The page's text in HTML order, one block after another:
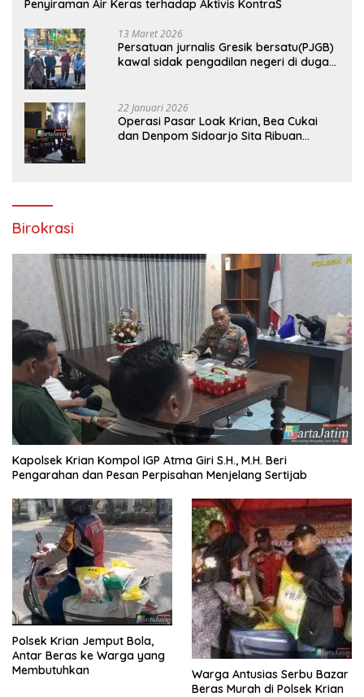
Penyiraman Air Keras terhadap Aktivis KontraS
13 Maret 2026
Persatuan jurnalis Gresik bersatu(PJGB)
kawal sidak pengadilan negeri di duga
22 Januari 2026
Operasi Pasar Loak Krian, Bea Cukai
dan Denpom Sidoarjo Sita Ribuan
Birokrasi
Kapolsek Krian Kompol IGP Atma Giri S.H., M.H. Beri
Pengarahan dan Pesan Perpisahan Menjelang Sertijab
Polsek Krian Jemput Bola,
Antar Beras ke Warga yang
Membutuhkan
Warga Antusias Serbu Bazar
Beras Murah di Polsek Krian